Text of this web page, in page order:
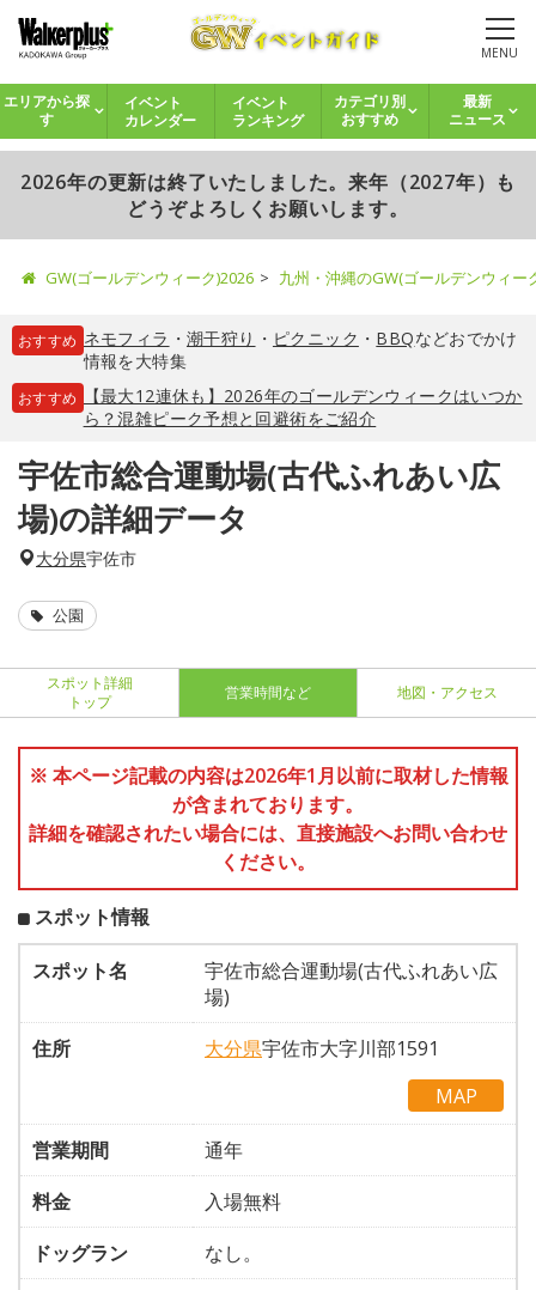
MENU
エリアから探
す
イベント
カレンダー
イベント
ランキング
カテゴリ別
おすすめ
最新
ニュース
2026年の更新は終了いたしました。来年（2027年）も
どうぞよろしくお願いします。
GW(ゴールデンウィーク)2026 九州・沖縄のGW(ゴールデンウィ
おすすめ ネモフィラ ・ 潮干狩り ・ ピクニック ・ BBQなどおでかけ
情報を大特集
おすすめ
【最大12連休も】2026年のゴールデンウィークはいつか
ら？混雑ピーク予想と回避術をご紹介
宇佐市総合運動場(古代ふれあい広
場)の詳細データ
大分県宇佐市
公園
スポット詳細
トップ
営業時間など 地図・アクセス
※ 本ページ記載の内容は2026年1月以前に取材した情報
が含まれております。
詳細を確認されたい場合には、直接施設へお問い合わせ
ください。
スポット情報
スポット名
宇佐市総合運動場(古代ふれあい広
場)
住所
大分県宇佐市大字川部1591
MAP
営業期間
通年
料金
入場無料
ドッグラン
なし。